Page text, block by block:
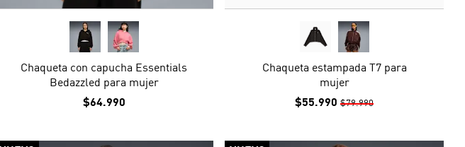
Chaqueta con capucha Essentials
Bedazzled para mujer
$64.990
Chaqueta estampada T7 para
mujer
$55.990 $79.990